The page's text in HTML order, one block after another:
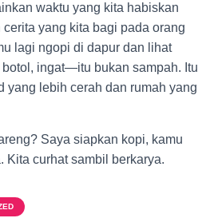
waktu yang kita habiskan
yang kita bagi pada orang
lagi ngopi di dapur dan lihat
botol, ingat—itu bukan sampah. Itu
yang lebih cerah dan rumah yang
Saya siapkan kopi, kamu
Kita curhat sambil berkarya.